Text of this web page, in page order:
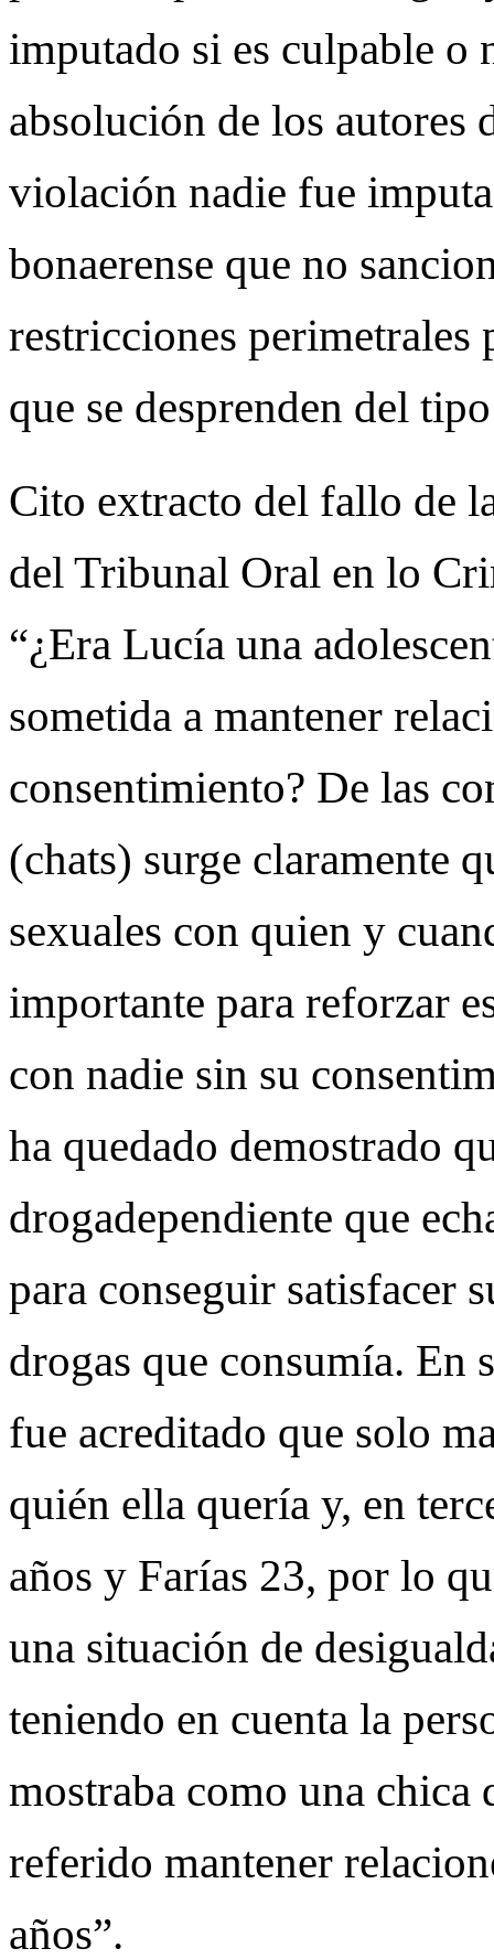
imputado si es culpable o
absolución de los
violación nadie fue
bonaerense que no
restricciones
que se desprenden del
Cito extracto del fallo de
del Tribunal Oral en lo
“¿Era Lucía una
sometida a mantener
consentimiento? De las
(chats) surge claramente
sexuales con quien y
importante para reforzar
con nadie sin su
ha quedado demostrado
drogadependiente que
para conseguir satisfacer
drogas que consumía. En
fue acreditado que solo
quién ella quería y, en
años y Farías 23, por lo
una situación de
teniendo en cuenta la
mostraba como una chica
referido mantener
años”.